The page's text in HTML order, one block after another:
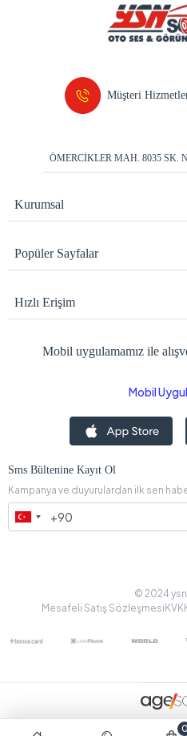
Müşteri
ÖMERCİKLER MAH. 8035 SK.
Kurumsal
Popüler Sayfalar
Hızlı Erişim
Mobil uygulamamız ile
Mobil
Sms Bültenine Kayıt Ol
Kampanya ve duyurulardan ilk sen
© 2024
Mesafeli Satış Sözleşmesi
0